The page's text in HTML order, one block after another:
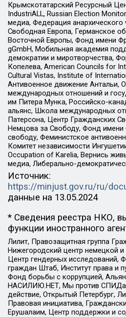
Крымскотатарский Ресурсный
IndustriALL, Russian Election
медиа, Федерация анархического
Свободная Европа, Германское
Восточной Европы, Фонд имени
gGmbH, Мобильная академия
демократии и миротворчества,
Копелева, American Councils for
Cultural Vistas, Institute of
Антивоенное движение Антальи,
международных отношений и
им Питера Мунка, Российско-
альянс, Школа международных
Патерсона, Центр Гражданских
Немцова за Свободу, Фонд имени
свободу, Феминистское
Комитет независимости
Occupation of Karelia, Вернись
медиа, Либерально-
Источник:
https://minjust.gov.ru/ru/
данные на 13.05.2024
* Сведения реестра НКО,
функции иностранного
Лилит, Правозащитная группа
Нижегородский центр немецкой и
Центр гендерных исследований,
граждан Штаб, Институт права и
Фонд борьбы с коррупцией,
НАСИЛИЮ.НЕТ, Мы против СПИДа,
действие, Открытый Петербург,
Правовая инициатива,
Ерушалаим, Центр поддержки и